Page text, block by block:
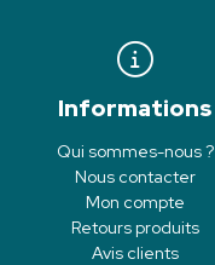
Informations
Qui sommes-nous ?
Nous contacter
Mon compte
Retours produits
Avis clients